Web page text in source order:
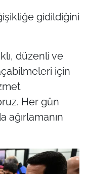
gidildiğini
düzenli ve
için
Her gün
ağırlamanın